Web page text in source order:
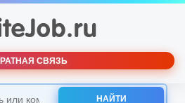
СВЯЗЬ
НАЙТИ